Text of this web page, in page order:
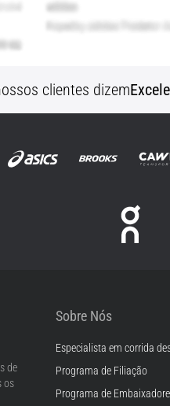
clientes dizem
de
os
Sobre Nós
Especialista em corrida
Programa de Filiação
Programa de